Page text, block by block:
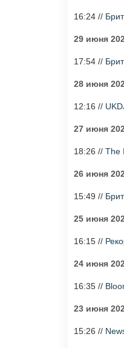
16:24 //
29 июня
17:54 //
28 июня
12:16 //
27 июня
18:26 // The
26 июня
15:49 //
25 июня
16:15 //
24 июня
16:35 //
23 июня
15:26 //